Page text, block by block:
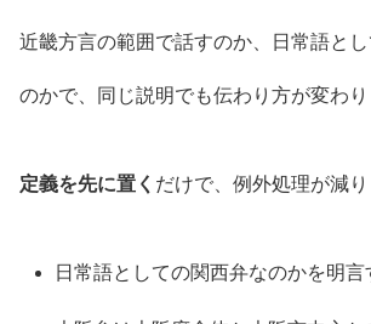
近畿方言の範囲で話すのか、日常語と
のかで、同じ説明でも伝わり方が変わり
定義を先に置く だけで、例外処理が減り
日常語としての関西弁なのかを明言